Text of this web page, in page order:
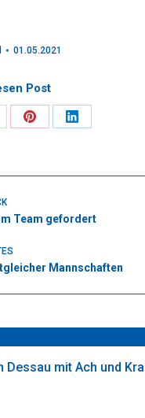
01.05.2021
Post
Share
Pinterest
Share
LinkedIn
Team gefordert
Mannschaften
Dessau mit Ach und